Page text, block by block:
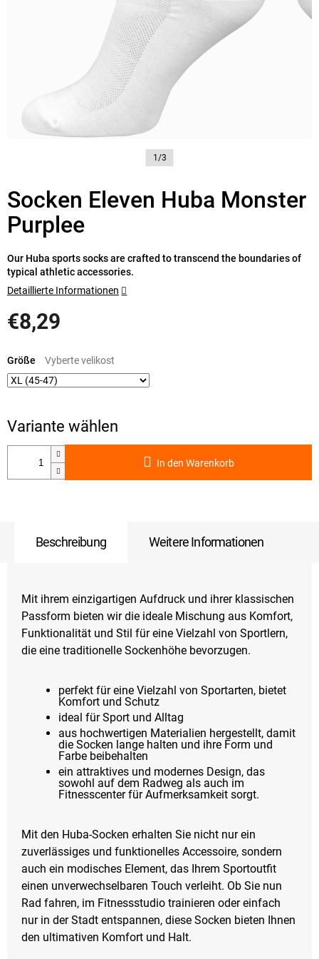
1/3
Socken Eleven Huba Monster
Purplee
€8,29
Größe
In den Warenkorb
Our Huba sports socks are crafted to transcend the boundaries of
typical athletic accessories.
Detaillierte Informationen
Beschreibung Weitere Informationen
Mit ihrem einzigartigen Aufdruck und ihrer klassischen
Passform bieten wir die ideale Mischung aus Komfort,
Funktionalität und Stil für eine Vielzahl von Sportlern,
die eine traditionelle Sockenhöhe bevorzugen.
perfekt für eine Vielzahl von Sportarten, bietet
Komfort und Schutz
ideal für Sport und Alltag
aus hochwertigen Materialien hergestellt, damit
die Socken lange halten und ihre Form und
Farbe beibehalten
ein attraktives und modernes Design, das
sowohl auf dem Radweg als auch im
Fitnesscenter für Aufmerksamkeit sorgt.
Mit den Huba-Socken erhalten Sie nicht nur ein
zuverlässiges und funktionelles Accessoire, sondern
auch ein modisches Element, das Ihrem Sportoutfit
einen unverwechselbaren Touch verleiht. Ob Sie nun
Rad fahren, im Fitnessstudio trainieren oder einfach
nur in der Stadt entspannen, diese Socken bieten Ihnen
den ultimativen Komfort und Halt.